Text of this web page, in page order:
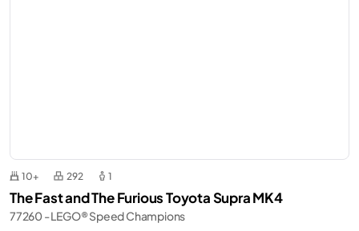
10+ 292 1
The Fast and The Furious Toyota Supra MK4
77260 - LEGO® Speed Champions